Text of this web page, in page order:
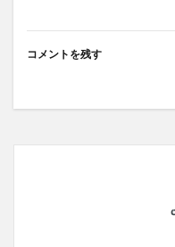
コメントを残す